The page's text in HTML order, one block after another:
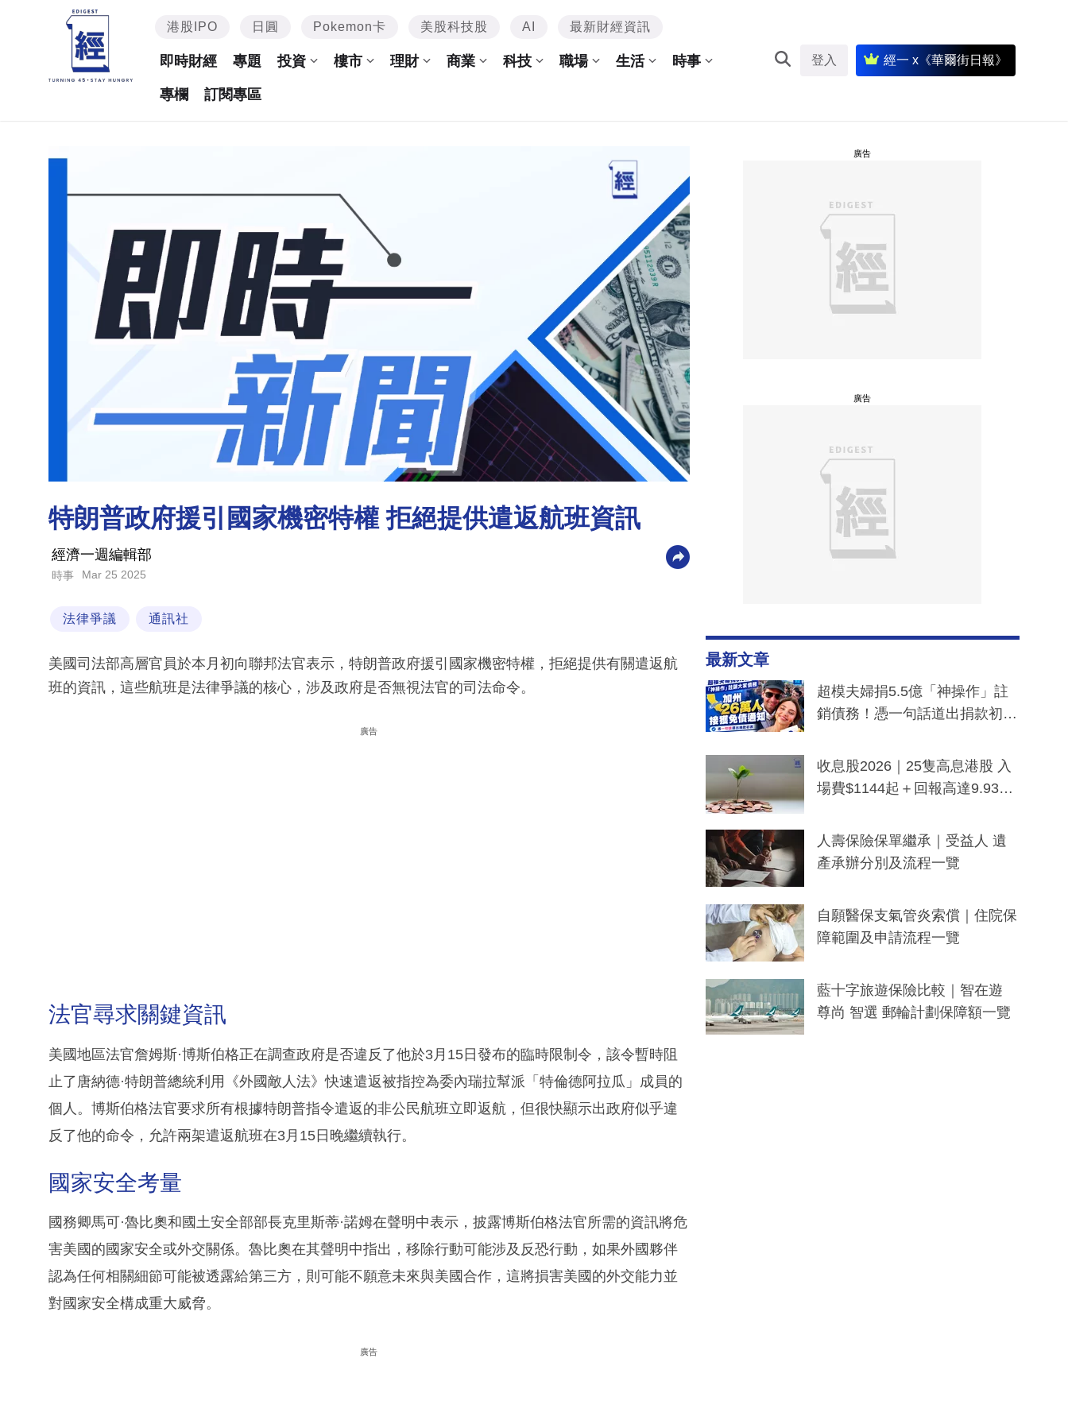
港股IPO 日圓 Pokemon卡 美股科技股 AI 最新財經資訊
即時財經 專題 投資 樓市 理財 商業 科技 職場 生活 時事
專欄 訂閱專區
登入 經一 x《華爾街日報》
特朗普政府援引國家機密特權 拒絕提供遣返航班資訊
經濟一週編輯部
時事 Mar 25 2025
法律爭議 通訊社
美國司法部高層官員於本月初向聯邦法官表示，特朗普政府援引國家機密特權，拒絕提供有關遣返航
班的資訊，這些航班是法律爭議的核心，涉及政府是否無視法官的司法命令。
廣告
法官尋求關鍵資訊
美國地區法官詹姆斯·博斯伯格正在調查政府是否違反了他於3月15日發布的臨時限制令，該令暫時阻
止了唐納德·特朗普總統利用《外國敵人法》快速遣返被指控為委內瑞拉幫派「特倫德阿拉瓜」成員的
個人。博斯伯格法官要求所有根據特朗普指令遣返的非公民航班立即返航，但很快顯示出政府似乎違
反了他的命令，允許兩架遣返航班在3月15日晚繼續執行。
國家安全考量
國務卿馬可·魯比奧和國土安全部部長克里斯蒂·諾姆在聲明中表示，披露博斯伯格法官所需的資訊將危
害美國的國家安全或外交關係。魯比奧在其聲明中指出，移除行動可能涉及反恐行動，如果外國夥伴
認為任何相關細節可能被透露給第三方，則可能不願意未來與美國合作，這將損害美國的外交能力並
對國家安全構成重大威脅。
廣告
廣告
廣告
最新文章
超模夫婦捐5.5億「神操作」註
銷債務！憑一句話道出捐款初
一度被誤當詐騙手段
收息股2026｜25隻高息港股 入
場費$1144起＋回報高達9.93
人壽保險保單繼承｜受益人 遺
產承辦分別及流程一覽
自願醫保支氣管炎索償｜住院保
障範圍及申請流程一覽
藍十字旅遊保險比較｜智在遊
尊尚 智選 郵輪計劃保障額一覽